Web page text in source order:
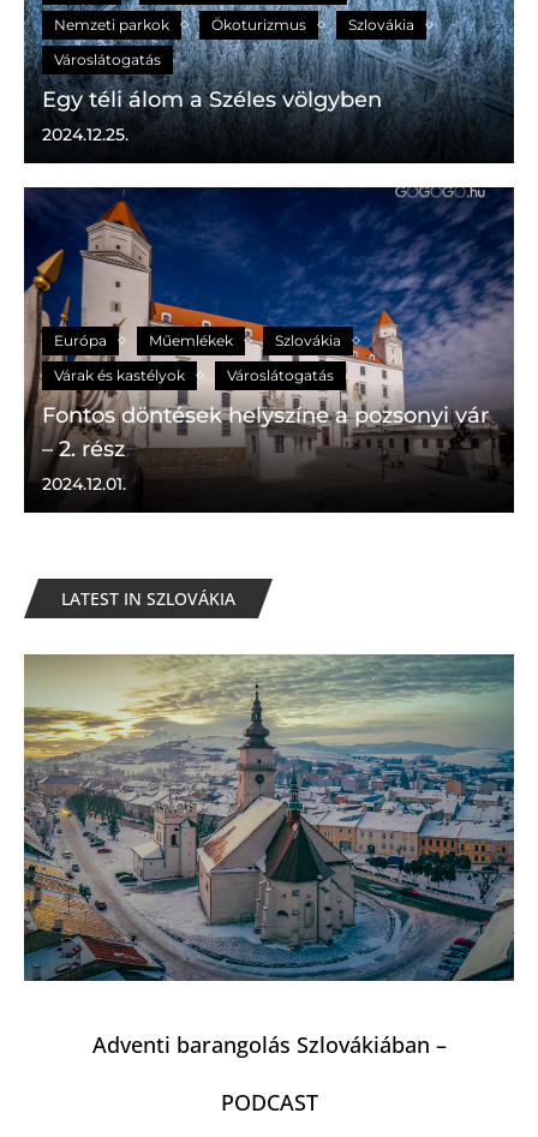
Nemzeti parkok
Ökoturizmus
Szlovákia
Városlátogatás
Egy téli álom a Széles völgyben
2024.12.25.
Európa Műemlékek
Szlovákia
Várak és kastélyok
Városlátogatás
Fontos döntések helyszíne a pozsonyi vár
– 2. rész
2024.12.01.
LATEST IN SZLOVÁKIA
Adventi barangolás Szlovákiában –
PODCAST